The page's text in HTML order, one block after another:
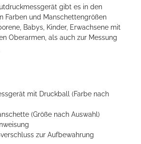
gibt es in den
Farben und Manschettengrößen
Babys, Kinder, Erwachsene mit
Oberarmen, als auch zur Messung
mit Druckball (Farbe nach
(Größe nach Auswahl)
zur Aufbewahrung